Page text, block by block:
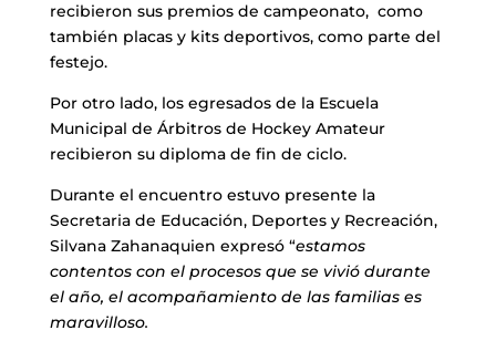
recibieron sus premios de campeonato, como
también placas y kits deportivos, como parte del
festejo.
Por otro lado, los egresados de la Escuela
Municipal de Árbitros de Hockey Amateur
recibieron su diploma de fin de ciclo.
Durante el encuentro estuvo presente la
Secretaria de Educación, Deportes y Recreación,
Silvana Zahanaquien expresó “estamos
contentos con el procesos que se vivió durante
el año, el acompañamiento de las familias es
maravilloso.